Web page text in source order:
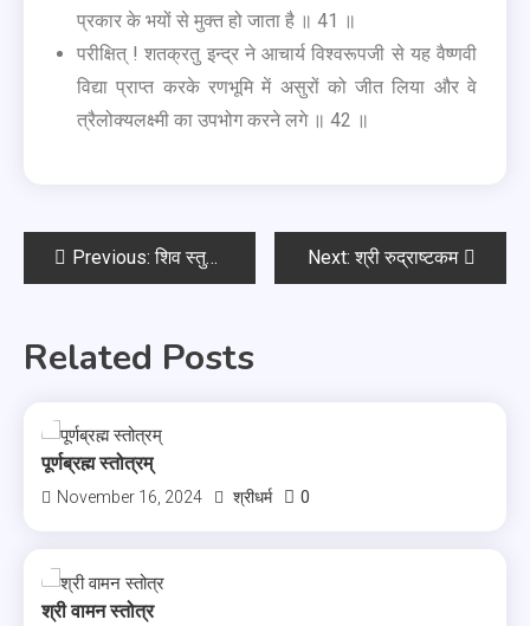
प्रकार के भयों से मुक्त हो जाता है ॥ 41 ॥
परीक्षित् ! शतक्रतु इन्द्र ने आचार्य विश्वरूपजी से यह वैष्णवी
विद्या प्राप्त करके रणभूमि में असुरों को जीत लिया और वे
त्रैलोक्यलक्ष्मी का उपभोग करने लगे ॥ 42 ॥
Previous: शिव स्तुति: ॐ वन्दे देव उमापतिं सुरगुरुं Next: श्री रुद्राष्टकम
Related Posts
पूर्णब्रह्म स्तोत्रम्
November 16, 2024 श्रीधर्म 0
श्री वामन स्तोत्र